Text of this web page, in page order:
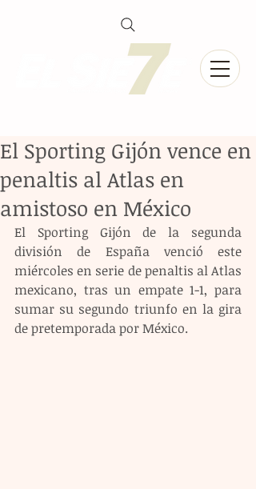
El Sporting Gijón vence en
penaltis al Atlas en
amistoso en México
El Sporting Gijón de la segunda
división de España venció este
miércoles en serie de penaltis al Atlas
mexicano, tras un empate 1-1, para
sumar su segundo triunfo en la gira
de pretemporada por México.